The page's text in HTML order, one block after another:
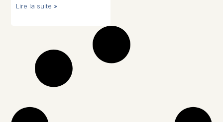
Lire la suite »